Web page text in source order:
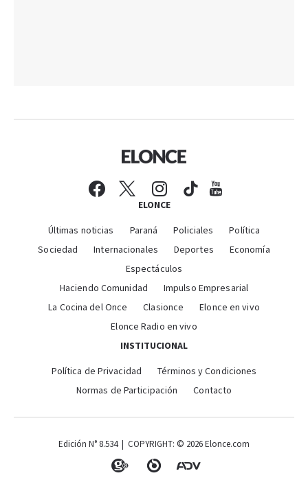
ELONCE
Últimas noticias Paraná Policiales
Política
Sociedad
Internacionales Deportes
Economía
Espectáculos
Haciendo Comunidad
Impulso Empresarial
La Cocina del Once
Clasionce
Elonce en vivo
Elonce Radio en vivo
INSTITUCIONAL
Política de Privacidad
Términos y Condiciones
Normas de Participación
Contacto
Edición N° 8.534 | COPYRIGHT: © 2026 Elonce.com